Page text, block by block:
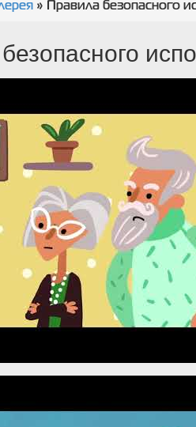
» Правила безопасного